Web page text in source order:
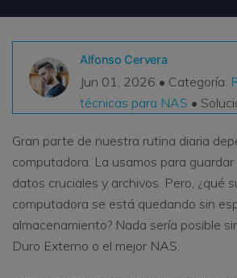
Recoverit Gratis
Recupera datos perdidos/
Pruébalo
Otros Productos
Repairit - Reparar Datos
UBackit - Respaldar Datos
search
Alfonso Cervera
Jun 01, 2026 • Categoría:
técnicas para NAS •
Gran parte de nuestra rutina diaria
computadora. La usamos para guardar
datos cruciales y archivos. Pero, ¿qué
computadora se está quedando sin
almacenamiento? Nada sería posible
Duro Externo o el mejor NAS.